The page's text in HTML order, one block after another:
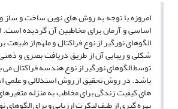
امروزه با توجه به روش های نوین ساخت و
اساسی و آرمان برای مخاطبین آن گردیده
الگوهای نورگیر از نوع فراکتال و ملهم از
شکلی و زیبایی آن از طریق دریافت بصری و
توسط الگوهای نورگیر از نوع هندسه فراکتال
باشد. در روش تحقیق از روش استدلالی و علمی
های کیفیت زندگی برای مخاطب به منزله